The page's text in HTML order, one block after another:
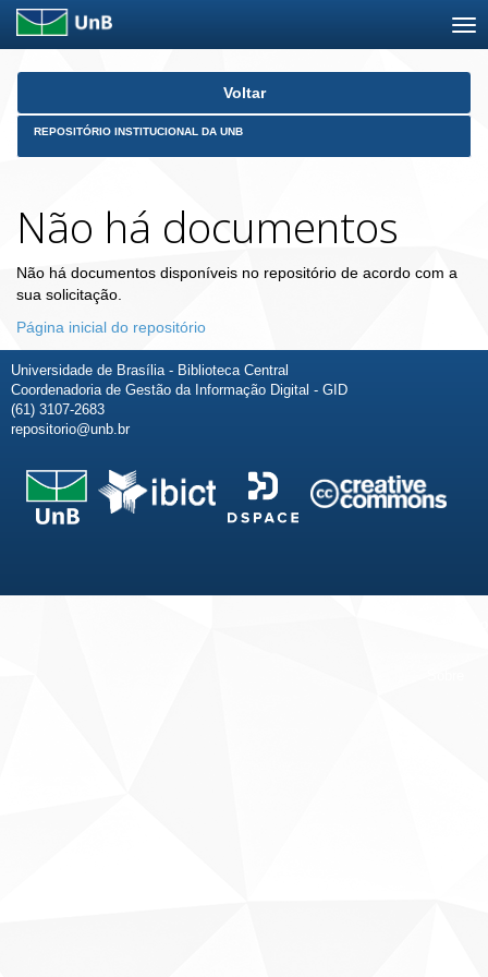
Skip
Voltar
REPOSITÓRIO INSTITUCIONAL DA UNB
Não há documentos
Não há documentos disponíveis no repositório de acordo com a
sua solicitação.
Página inicial do repositório
Universidade de Brasília - Biblioteca Central
Coordenadoria de Gestão da Informação Digital - GID
(61) 3107-2683
repositorio@unb.br